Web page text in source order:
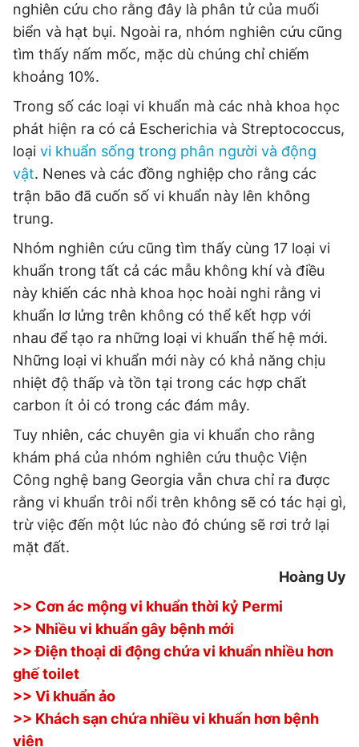
nghiên cứu cho rằng đây là phân tử của muối
biển và hạt bụi. Ngoài ra, nhóm nghiên cứu cũng
tìm thấy nấm mốc, mặc dù chúng chỉ chiếm
khoảng 10%.
Trong số các loại vi khuẩn mà các nhà khoa học
phát hiện ra có cả Escherichia và Streptococcus,
loại vi khuẩn sống trong phân người và động
vật. Nenes và các đồng nghiệp cho rằng các
trận bão đã cuốn số vi khuẩn này lên không
trung.
Nhóm nghiên cứu cũng tìm thấy cùng 17 loại vi
khuẩn trong tất cả các mẫu không khí và điều
này khiến các nhà khoa học hoài nghi rằng vi
khuẩn lơ lửng trên không có thể kết hợp với
nhau để tạo ra những loại vi khuẩn thế hệ mới.
Những loại vi khuẩn mới này có khả năng chịu
nhiệt độ thấp và tồn tại trong các hợp chất
carbon ít ỏi có trong các đám mây.
Tuy nhiên, các chuyên gia vi khuẩn cho rằng
khám phá của nhóm nghiên cứu thuộc Viện
Công nghệ bang Georgia vẫn chưa chỉ ra được
rằng vi khuẩn trôi nổi trên không sẽ có tác hại gì,
trừ việc đến một lúc nào đó chúng sẽ rơi trở lại
mặt đất.
Hoàng Uy
>> Cơn ác mộng vi khuẩn thời kỷ Permi
>> Nhiều vi khuẩn gây bệnh mới
>> Điện thoại di động chứa vi khuẩn nhiều hơn
ghế toilet
>> Vi khuẩn ảo
>> Khách sạn chứa nhiều vi khuẩn hơn bệnh
viện